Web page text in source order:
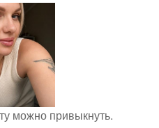
можно привыкнуть.